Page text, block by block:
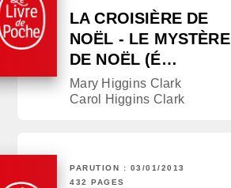
LA CROISIÈRE DE
NOËL - LE MYSTÈRE
DE NOËL (É…
Mary Higgins Clark
Carol Higgins Clark
PARUTION : 03/01/2013
432 PAGES